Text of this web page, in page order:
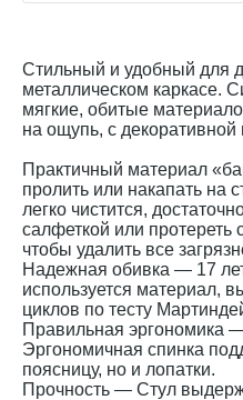
Стильный и удобный для
металлическом каркасе.
мягкие, обитые
на ощупь, с декоративной
Практичный материал
пролить или накапать на
легко чистится,
салфеткой или
чтобы удалить все
Надежная обивка — 17
используется материал,
циклов по тесту
Правильная эргономика
Эргономичная спинка
поясницу, но и лопатки.
Прочность — Стул